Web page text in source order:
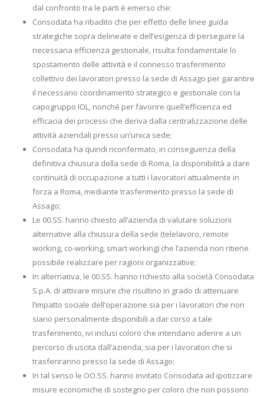
dal confronto tra le parti è emerso che:
Consodata ha ribadito che per effetto delle linee guida
strategiche sopra delineate e dell’esigenza di perseguire la
necessaria efficienza gestionale, risulta fondamentale lo
spostamento delle attività e il connesso trasferimento
collettivo dei lavoratori presso la sede di Assago per garantire
il necessario coordinamento strategico e gestionale con la
capogruppo IOL, nonché per favorire quell’efficienza ed
efficacia dei processi che deriva dalla centralizzazione delle
attività aziendali presso un’unica sede;
Consodata ha quindi riconfermato, in conseguenza della
definitiva chiusura della sede di Roma, la disponibilità a dare
continuità di occupazione a tutti i lavoratori attualmente in
forza a Roma, mediante trasferimento presso la sede di
Assago;
Le 00.SS. hanno chiesto all’azienda di valutare soluzioni
alternative alla chiusura della sede (telelavoro, remote
working, co-working, smart working) che l’azienda non ritiene
possibile realizzare per ragioni organizzative;
In alternativa, le 00.SS. hanno richiesto alla società Consodata
S.p.A. di attivare misure che risultino in grado di attenuare
l’impatto sociale dell’operazione sia per i lavoratori che non
siano personalmente disponibili a dar corso a tale
trasferimento, ivi inclusi coloro che intendano aderire a un
percorso di uscita dall’azienda, sia per i lavoratori che si
trasferiranno presso la sede di Assago;
In tal senso le OO.SS. hanno invitato Consodata ad ipotizzare
misure economiche di sostegno per coloro che non possono